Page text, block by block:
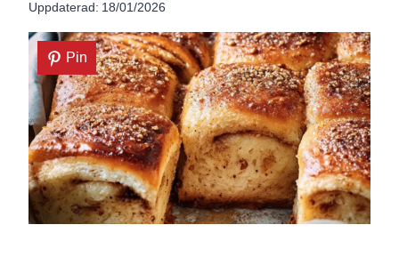
Uppdaterad: 18/01/2026
Pin